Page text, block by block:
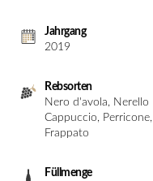
Jahrgang
2019
Rebsorten
Nero d'avola, Nerello
Cappuccio, Perricone,
Frappato
Füllmenge